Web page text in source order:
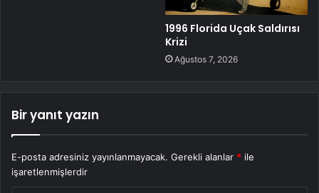
1996 Florida Uçak Saldırısı
Krizi
Ağustos 7, 2026
Bir yanıt yazın
E-posta adresiniz yayınlanmayacak. Gerekli alanlar * ile
işaretlenmişlerdir